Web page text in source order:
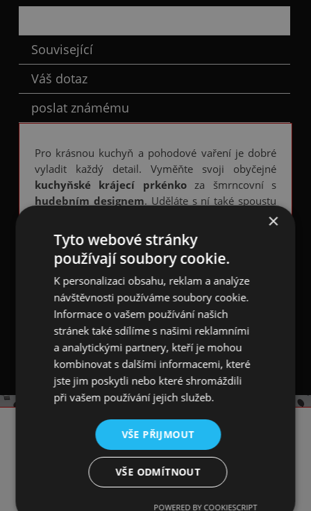
Související
Váš dotaz
poslat známému
Pro krásnou kuchyň a pohodové vaření je dobré
vyladit každý detail. Vyměňte svoji obyčejné
kuchyňské krájecí prkénkoza šmrncovní s
hudebním designem. Uděláte s ní také spoustu
parády ve vaší kuchyni a jistě zaujme i
hosty. Když milujete hudbu, není co řešit!
Hudební krájecí prkénkoje vyrobeno z
masívního dřeva a vyřezáno do tvaruelektrické
kytary . Na obou stranách má 6 vygravírovaných
tmavohnědých
strun . Na rukojeti -krku kytary
je 1 cm velký otvor pro zavěšení. Prkénko měří 45
× 20 × 2 cm.
KONTAKT
☎️ +420 731 293 702
×
Tyto webové stránky
používají soubory cookie.
K personalizaci obsahu, reklam a analýze
návštěvnosti používáme soubory cookie.
Informace o vašem používání našich
stránek také sdílíme s našimi reklamními
a analytickými partnery, kteří je mohou
kombinovat s dalšími informacemi, které
jste jim poskytli nebo které shromáždili
při vašem používání jejich služeb.
VŠE PŘIJMOUT
VŠE ODMÍTNOUT
POWERED BY COOKIESCRIPT